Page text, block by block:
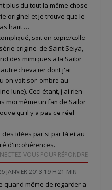
plus du tout la même chose
originel et je trouve que le
haut …
soit on copie/colle
originel de Saint Seiya,
des mimiques à la Sailor
chevalier dont j'ai
on voit son ombre au
lune). Ceci étant, j'ai rien
moi même un fan de Sailor
qu'il y a pas de réel
des idées par si par là et au
d'incohérences.
VOUS POUR RÉPONDRE
JANVIER 2013 19 H 21 MIN
quand même de regarder a